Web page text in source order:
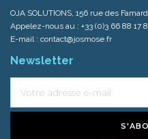
OJA SOLUTIONS, 156 rue des
Appelez-nous au : +33 (0)3 66 88 17
E-mail : contact@josmose.fr
Newsletter